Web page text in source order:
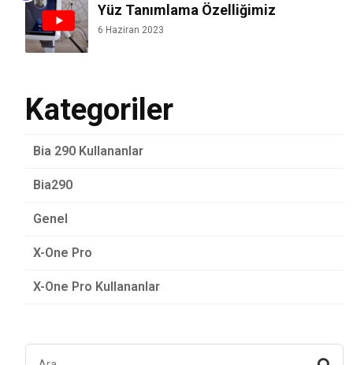
Yüz Tanımlama Özelliğimiz
6 Haziran 2023
Kategoriler
Bia 290 Kullananlar
Bia290
Genel
X-One Pro
X-One Pro Kullananlar